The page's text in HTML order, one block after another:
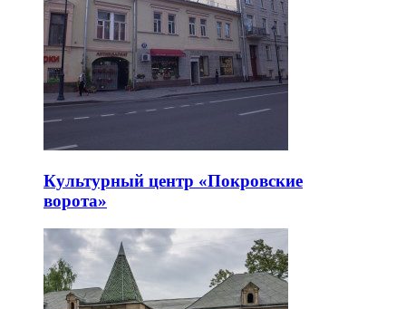
Культурный центр «Покровские
ворота»